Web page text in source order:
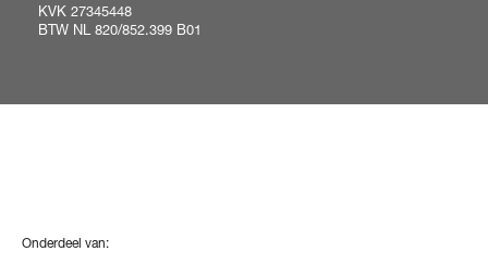
KVK 27345448
BTW NL 820/852.399 B01
Onderdeel van: